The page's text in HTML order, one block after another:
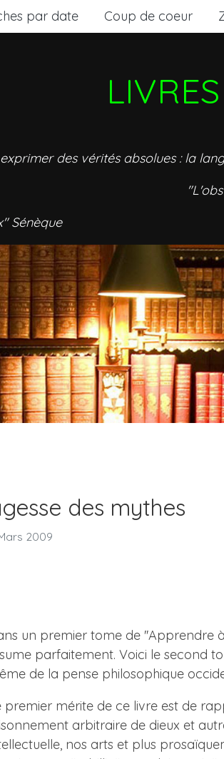
par date Coup de coeur
des vérités absolues : la
Sénèque
des mythes
2009
un premier tome de ''Apprendre
parfaitement. Voici le second
de la pense philosophique
premier mérite de ce livre est de
arbitraire de dieux et
nos arts et plus